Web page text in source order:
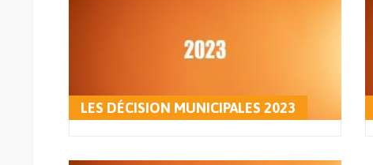
LES DÉCISION MUNICIPALES 2023